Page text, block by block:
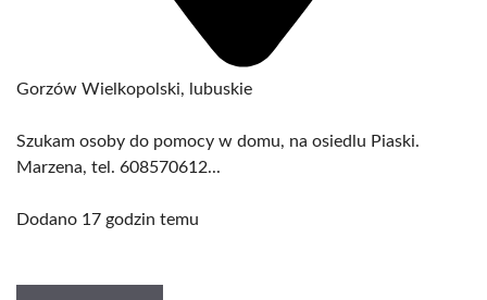
Gorzów Wielkopolski, lubuskie
Szukam osoby do pomocy w domu, na osiedlu Piaski.
Marzena, tel. 608570612...
Dodano 17 godzin temu